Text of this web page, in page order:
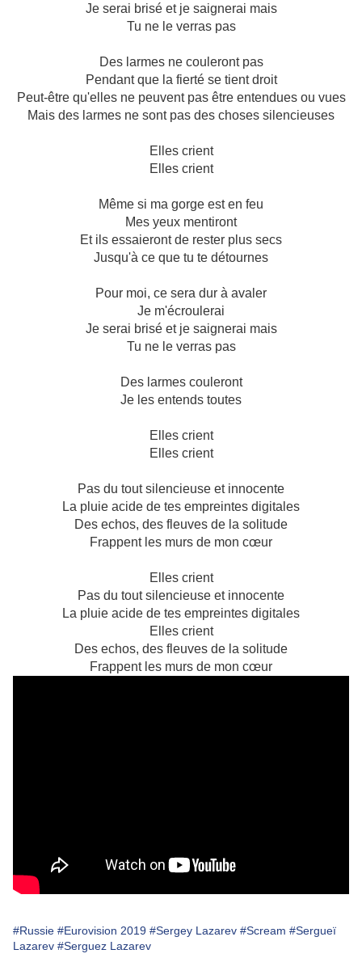
Je serai brisé et je saignerai mais
Tu ne le verras pas
Des larmes ne couleront pas
Pendant que la fierté se tient droit
Peut-être qu'elles ne peuvent pas être entendues ou vues
Mais des larmes ne sont pas des choses silencieuses
Elles crient
Elles crient
Même si ma gorge est en feu
Mes yeux mentiront
Et ils essaieront de rester plus secs
Jusqu'à ce que tu te détournes
Pour moi, ce sera dur à avaler
Je m'écroulerai
Je serai brisé et je saignerai mais
Tu ne le verras pas
Des larmes couleront
Je les entends toutes
Elles crient
Elles crient
Pas du tout silencieuse et innocente
La pluie acide de tes empreintes digitales
Des echos, des fleuves de la solitude
Frappent les murs de mon cœur
Elles crient
Pas du tout silencieuse et innocente
La pluie acide de tes empreintes digitales
Elles crient
Des echos, des fleuves de la solitude
Frappent les murs de mon cœur
#Russie #Eurovision 2019 #Sergey Lazarev #Scream #Sergueï
Lazarev #Serguez Lazarev